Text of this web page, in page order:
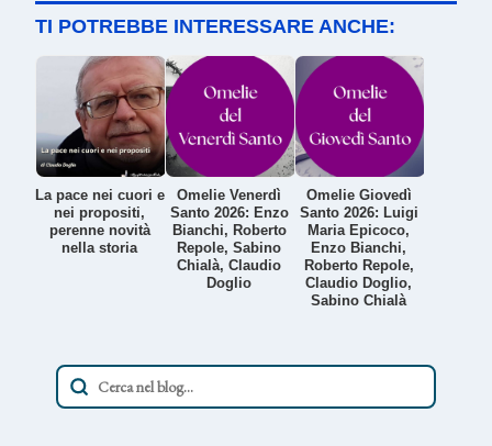
TI POTREBBE INTERESSARE ANCHE:
La pace nei cuori e
nei propositi,
perenne novità
nella storia
Omelie Venerdì
Santo 2026: Enzo
Bianchi, Roberto
Repole, Sabino
Chialà, Claudio
Doglio
Omelie Giovedì
Santo 2026: Luigi
Maria Epicoco,
Enzo Bianchi,
Roberto Repole,
Claudio Doglio,
Sabino Chialà